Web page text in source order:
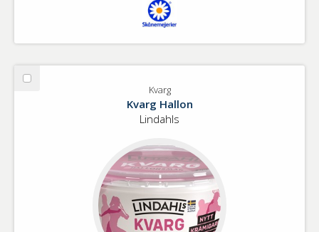
Välj
Kvarg
Kvarg Hallon
Lindahls